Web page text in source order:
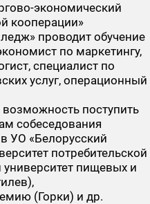
экономический
кооперации»
проводит обучение
по маркетингу,
специалист по
услуг, операционный
поступить
собеседования
УО «Белорусский
потребительской
пищевых и
(Горки) и др.